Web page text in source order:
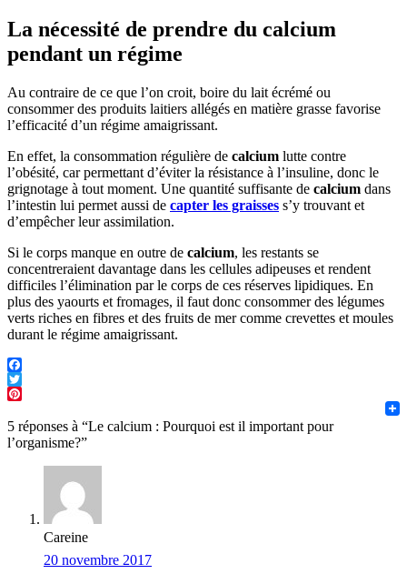
La nécessité de prendre du calcium
pendant un régime
Au contraire de ce que l’on croit, boire du lait écrémé ou
consommer des produits laitiers allégés en matière grasse favorise
l’efficacité d’un régime amaigrissant.
En effet, la consommation régulière de calcium lutte contre
l’obésité, car permettant d’éviter la résistance à l’insuline, donc le
grignotage à tout moment. Une quantité suffisante de calcium dans
l’intestin lui permet aussi de capter les graisses s’y trouvant et
d’empêcher leur assimilation.
Si le corps manque en outre de calcium, les restants se
concentreraient davantage dans les cellules adipeuses et rendent
difficiles l’élimination par le corps de ces réserves lipidiques. En
plus des yaourts et fromages, il faut donc consommer des légumes
verts riches en fibres et des fruits de mer comme crevettes et moules
durant le régime amaigrissant.
5 réponses à “Le calcium : Pourquoi est il important pour
l’organisme?”
Careine
20 novembre 2017